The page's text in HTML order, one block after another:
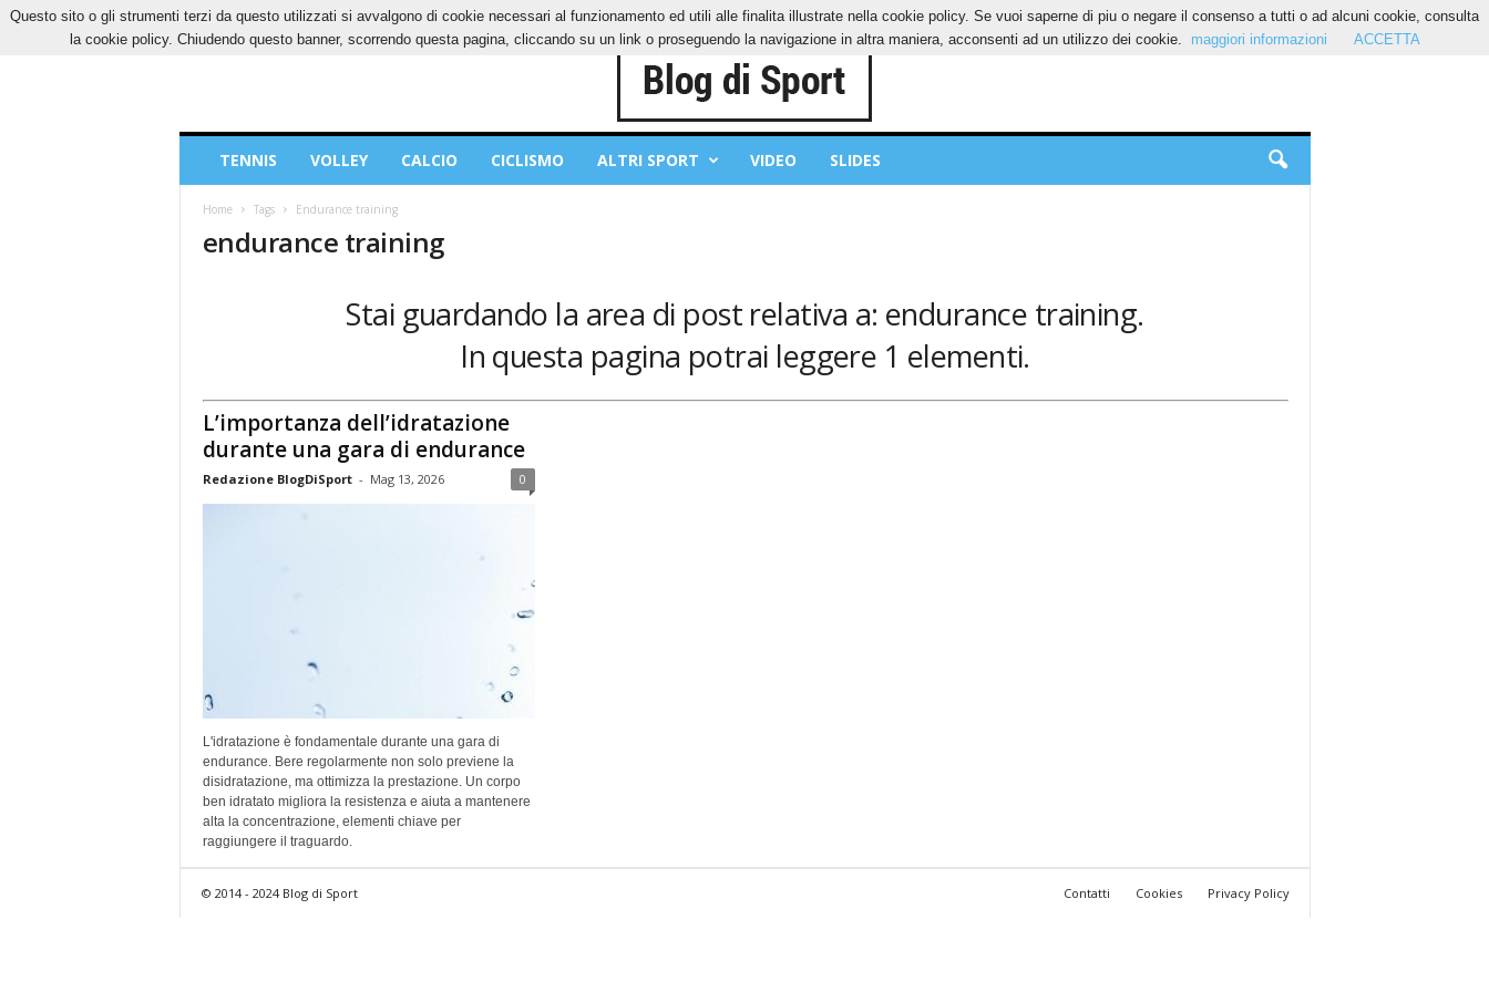
SABATO, 8 AGOSTO 2026 CONTATTI COOKIES PRIVACY POLICY
Sport
TENNIS VOLLEY CALCIO CICLISMO ALTRI SPORT VIDEO SLIDES
Home Tags Endurance training
endurance training
Stai guardando la area di post relativa a: endurance training.
In questa pagina potrai leggere 1 elementi.
L’importanza dell’idratazione
durante una gara di endurance
Redazione BlogDiSport - Mag 13, 2026 0
L'idratazione è fondamentale durante una gara di
endurance. Bere regolarmente non solo previene la
disidratazione, ma ottimizza la prestazione. Un corpo
ben idratato migliora la resistenza e aiuta a mantenere
alta la concentrazione, elementi chiave per
raggiungere il traguardo.
Contatti Cookies Privacy Policy
© 2014 - 2024 Blog di Sport
Questo sito o gli strumenti terzi da questo utilizzati si avvalgono di cookie necessari al funzionamento ed utili alle finalita illustrate nella cookie policy. Se vuoi saperne di piu o negare il consenso a tutti o ad alcuni cookie, consulta
la cookie policy. Chiudendo questo banner, scorrendo questa pagina, cliccando su un link o proseguendo la navigazione in altra maniera, acconsenti ad un utilizzo dei cookie.
maggiori informazioni ACCETTA